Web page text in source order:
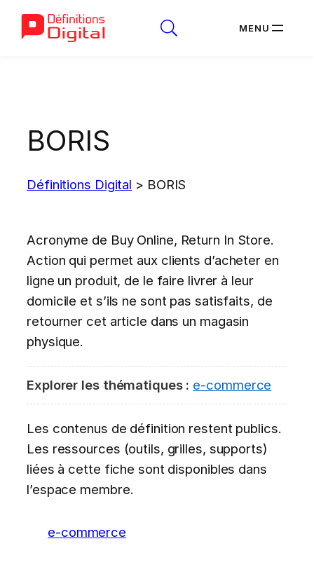
BORIS
Définitions Digital > BORIS
Acronyme de Buy Online, Return In Store.
Action qui permet aux clients d’acheter en
ligne un produit, de le faire livrer à leur
domicile et s’ils ne sont pas satisfaits, de
retourner cet article dans un magasin
physique.
Explorer les thématiques : e-commerce
Les contenus de définition restent publics.
Les ressources (outils, grilles, supports)
liées à cette fiche sont disponibles dans
l’espace membre.
e-commerce